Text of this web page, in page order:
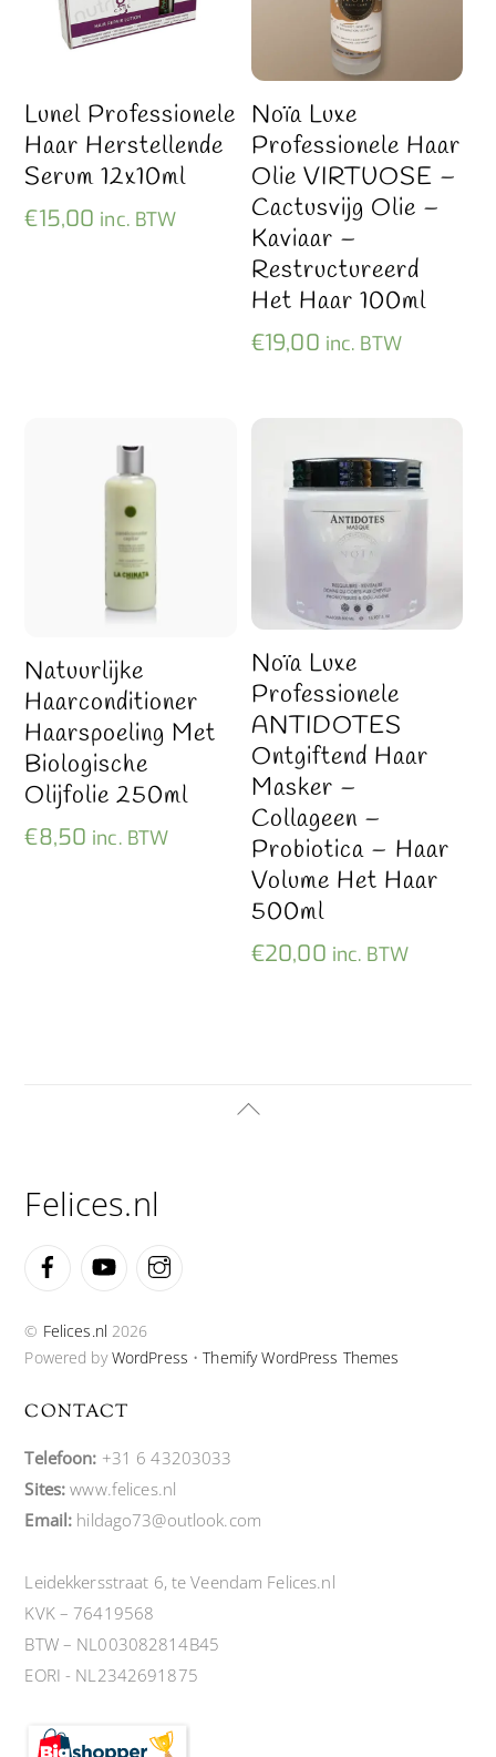
Lunel Professionele
Haar Herstellende
Serum 12x10ml
€15,00 inc. BTW
Noïa Luxe
Professionele Haar
Olie VIRTUOSE –
Cactusvijg Olie –
Kaviaar –
Restructureerd
Het Haar 100ml
€19,00 inc. BTW
Natuurlijke
Haarconditioner
Haarspoeling Met
Biologische
Olijfolie 250ml
€8,50 inc. BTW
Noïa Luxe
Professionele
ANTIDOTES
Ontgiftend Haar
Masker –
Collageen –
Probiotica – Haar
Volume Het Haar
500ml
€20,00 inc. BTW
Back
Felices.nl
FacebookYouTube
© Felices.nl 2026
Powered byWordPress •Themify WordPress Themes
CONTACT
Telefoon: +31 6 43203033
Sites: www.felices.nl
Email: hildago73@outlook.com
Leidekkersstraat 6, te Veendam Felices.nl
KVK – 76419568
BTW – NL003082814B45
EORI - NL2342691875